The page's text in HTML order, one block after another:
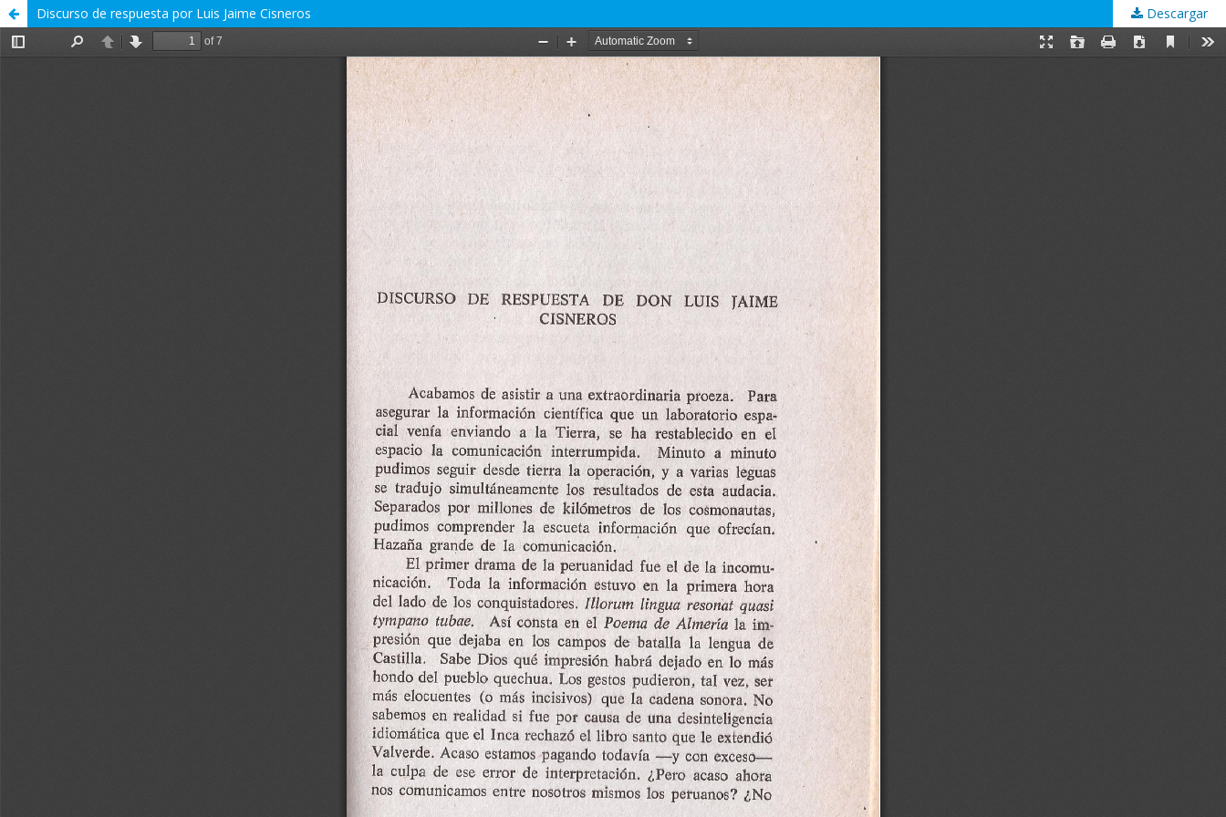
Discurso de respuesta por Luis Jaime Cisneros Descargar